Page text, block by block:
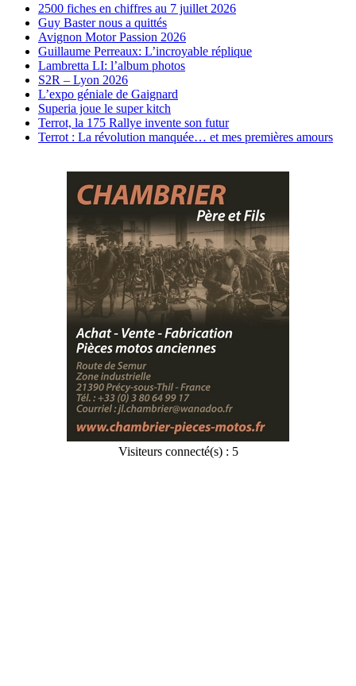
2500 fiches en chiffres au 7 juillet 2026
Guy Baster nous a quittés
Avignon Motor Passion 2026
Guillaume Perreaux: L’incroyable réplique
Lambretta LI: l’album photos
S2R – Lyon 2026
L’expo géniale de Gaignard
Superia joue le super kitch
Terrot, la 175 Rallye invente son futur
Terrot : La révolution manquée… et mes premières amours
Visiteurs connecté(s) : 5